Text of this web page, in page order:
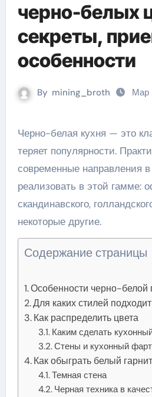
черно-белых
секреты,
особенности
By mining_broth Мар
Черно-белая кухня — это классика, которая не
теряет популярности.
современные направления
реализовать в этой гамме:
скандинавского,
некоторые другие.
Содержание страницы
Особенности черно-белой
Для каких стилей подходит
Как распределить цвета
Каким сделать
Стены и кухонный
Как обыграть белый
Темная стена
Черная техника в